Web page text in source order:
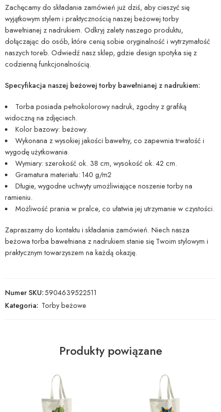
Zachęcamy do składania zamówień już dziś, aby cieszyć się
wyjątkowym stylem i praktycznością naszej beżowej torby
bawełnianej z nadrukiem. Odkryj zalety naszego produktu,
dołączając do osób, które cenią sobie oryginalność i wytrzymałość
naszych toreb. Odwiedź nasz sklep, gdzie design spotyka się z
codzienną funkcjonalnością.
Specyfikacja naszej beżowej torby bawełnianej z nadrukiem:
Torba posiada pełnokolorowy nadruk, zgodny z grafiką
widoczną na zdjęciach.
Kolor bazowy: beżowy.
Wykonana z wysokiej jakości bawełny, co zapewnia trwałość i
wygodę użytkowania.
Wymiary: szerokość ok. 38 cm, wysokość ok. 42 cm.
Gramatura materiału: 140 g/m2
Długie, wygodne uchwyty umożliwiające noszenie torby na
ramieniu.
Możliwość prania w pralce, co ułatwia jej utrzymanie w czystości.
Zapraszamy do kontaktu i składania zamówień. Niech nasza
beżowa torba bawełniana z nadrukiem stanie się Twoim stylowym i
praktycznym towarzyszem na każdą okazję.
Numer SKU:5904639522511
Kategoria: Torby beżowe
Produkty powiązane